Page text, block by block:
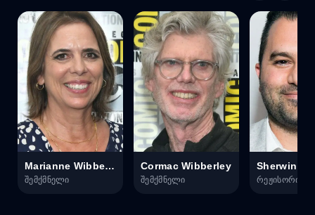
Marianne Wibberley
შემქმნელი
Cormac Wibberley
შემქმნელი
Sherwin
რეჟისორი